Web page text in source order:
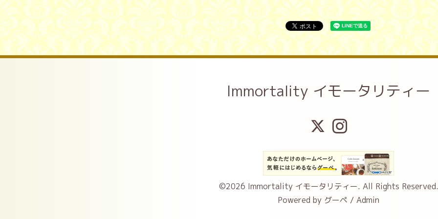
Immortality イモータリティー
©2026 Immortality イモータリティー. All Rights Reserved.
Powered by グーペ / Admin